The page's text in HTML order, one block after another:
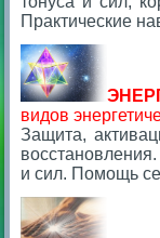
Практические
видов
Защита,
и сил. Помощь